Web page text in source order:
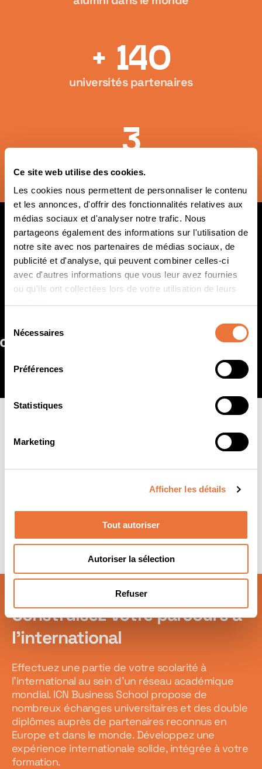
Ce site web utilise des cookies.
Les cookies nous permettent de personnaliser le contenu
et les annonces, d'offrir des fonctionnalités relatives aux
médias sociaux et d'analyser notre trafic. Nous
partageons également des informations sur l'utilisation de
notre site avec nos partenaires de médias sociaux, de
publicité et d'analyse, qui peuvent combiner celles-ci
avec d'autres informations que vous leur avez fournies
ou qu'ils ont collectées lors de votre utilisation de leurs
consentement
Nécessaires
Préférences
Statistiques
Marketing
Afficher les détails
Tout autoriser
Autoriser la sélection
Refuser
+ 140
universités partenaires
3
Ces entreprises recrutent nos
talents
Plus de
universités
partenaires dans
40 pays
Construisez votre parcours à
l’international
Effectuez une partie de votre scolarité à
l’international au sein d’un réseau académique
mondial. ICN Business School propose de
nombreux échanges universitaires et des double
diplômes auprès de partenaires reconnus en
Europe et dans le monde. Développez une
expérience internationale solide, intégrée à votre
formation.